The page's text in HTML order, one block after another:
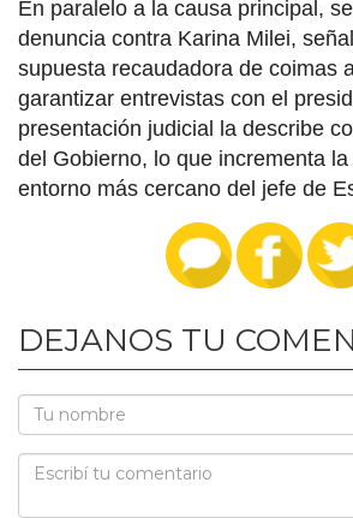
En paralelo a la causa principal,
denuncia contra Karina Milei,
supuesta recaudadora de coimas
garantizar entrevistas con el
presentación judicial la describe
del Gobierno, lo que incrementa
entorno más cercano del jefe de
DEJANOS TU